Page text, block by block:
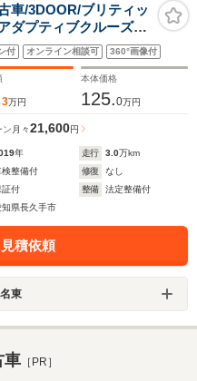
/3DOOR/ブリティッ
ダプティブクルーズコ
ナビゲーション/純正バ
付 オンライン相談可 360°画像付
3万円
本体価格
125.0万円
ン 月々21,600円
年 走行 3.0万km
検整備付 修復
なし
証付 整備
法定整備付
知県長久手市
積依頼
東
車 ［PR］